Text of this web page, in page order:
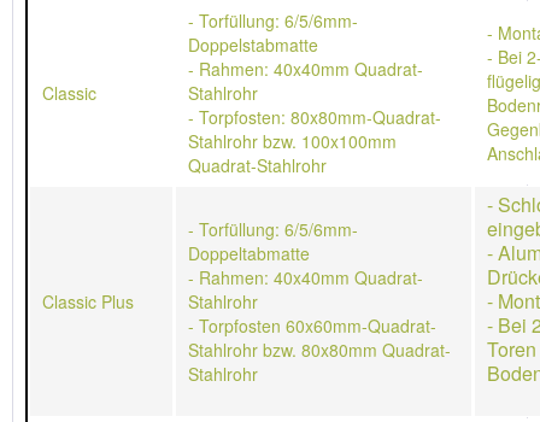
Classic
- Torfüllung: 6/5/6mm-
Doppelstabmatte
- Rahmen: 40x40mm Quadrat-
Stahlrohr
- Torpfosten: 80x80mm-Quadrat-
Stahlrohr bzw. 100x100mm
Quadrat-Stahlrohr
-
- Bei
Classic Plus
- Torfüllung: 6/5/6mm-
Doppeltabmatte
- Rahmen: 40x40mm Quadrat-
Stahlrohr
- Torpfosten 60x60mm-Quadrat-
Stahlrohr bzw. 80x80mm Quadrat-
Stahlrohr
-
-
-
- Bei